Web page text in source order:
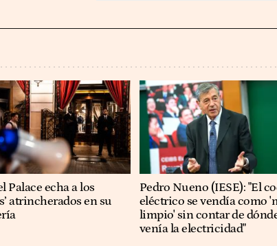
Palace echa a los
atrincherados en su
Pedro Nueno (IESE): "El
eléctrico se vendía como
limpio' sin contar de
venía la electricidad"